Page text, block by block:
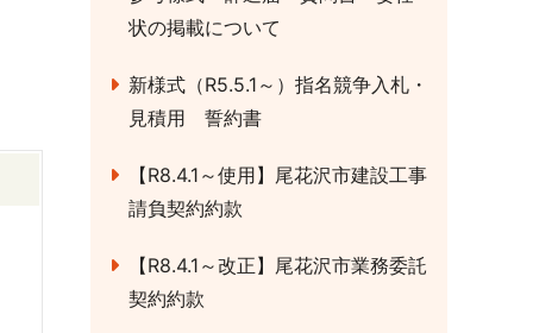
状の掲載について
新様式（R5.5.1～）指名競争入札・
見積用 誓約書
【R8.4.1～使用】尾花沢市建設工事
請負契約約款
【R8.4.1～改正】尾花沢市業務委託
契約約款